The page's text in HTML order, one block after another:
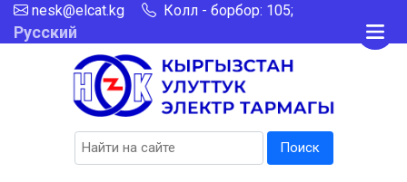
nesk@elcat.kg Колл - борбор: 105;
Русский
Поиск